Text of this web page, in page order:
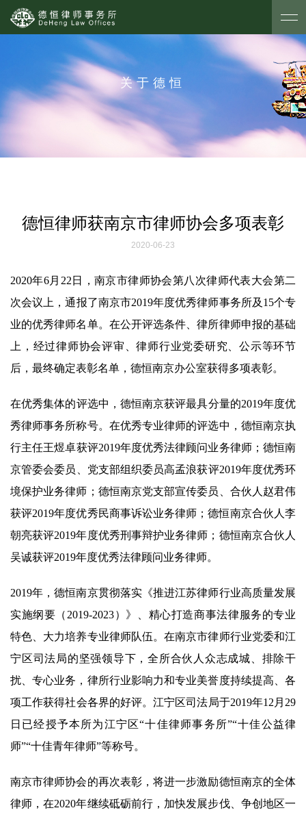
关于德恒
德恒律师获南京市律师协会多项表彰
2020-06-23
2020年6月22日，南京市律师协会第八次律师代表大会第二
次会议上，通报了南京市2019年度优秀律师事务所及15个专
业的优秀律师名单。在公开评选条件、律所律师申报的基础
上，经过律师协会评审、律师行业党委研究、公示等环节
后，最终确定表彰名单，德恒南京办公室获得多项表彰。
在优秀集体的评选中，德恒南京获评最具分量的2019年度优
秀律师事务所称号。在优秀专业律师的评选中，德恒南京执
行主任王煜卓获评2019年度优秀法律顾问业务律师；德恒南
京管委会委员、党支部组织委员高孟浪获评2019年度优秀环
境保护业务律师；德恒南京党支部宣传委员、合伙人赵君伟
获评2019年度优秀民商事诉讼业务律师；德恒南京合伙人李
朝亮获评2019年度优秀刑事辩护业务律师；德恒南京合伙人
吴诚获评2019年度优秀法律顾问业务律师。
2019年，德恒南京贯彻落实《推进江苏律师行业高质量发展
实施纲要（2019-2023）》、精心打造商事法律服务的专业
特色、大力培养专业律师队伍。在南京市律师行业党委和江
宁区司法局的坚强领导下，全所合伙人众志成城、排除干
扰、专心业务，律所行业影响力和专业美誉度持续提高、各
项工作获得社会各界的好评。江宁区司法局于2019年12月29
日已经授予本所为江宁区“十佳律师事务所”“十佳公益律
师”“十佳青年律师”等称号。
南京市律师协会的再次表彰，将进一步激励德恒南京的全体
律师，在2020年继续砥砺前行，加快发展步伐、争创地区一